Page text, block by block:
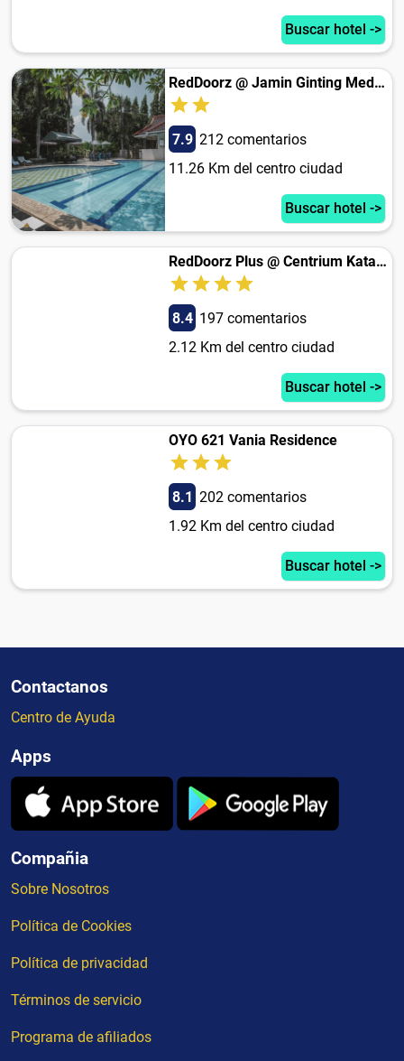
Buscar hotel ->
RedDoorz @ Jamin Ginting Medan
7.9 212 comentarios
11.26 Km del centro ciudad
Buscar hotel ->
RedDoorz Plus @ Centrium Katamso Medan
8.4 197 comentarios
2.12 Km del centro ciudad
Buscar hotel ->
OYO 621 Vania Residence
8.1 202 comentarios
1.92 Km del centro ciudad
Buscar hotel ->
Contactanos
Centro de Ayuda
Apps
Compañia
Sobre Nosotros
Política de Cookies
Política de privacidad
Términos de servicio
Programa de afiliados